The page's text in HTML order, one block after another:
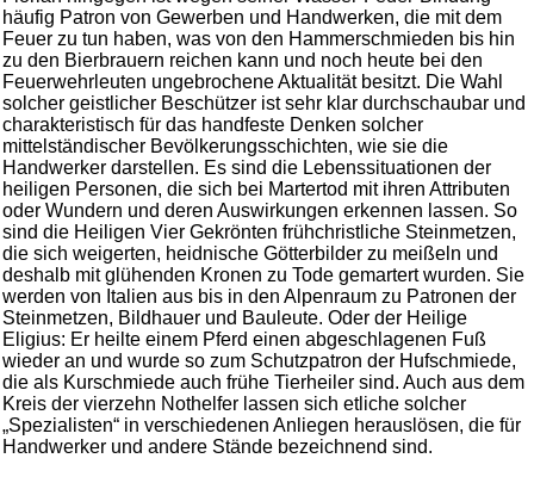
häufig Patron von Gewerben und Handwerken, die mit dem
Feuer zu tun haben, was von den Hammerschmieden bis hin
zu den Bierbrauern reichen kann und noch heute bei den
Feuerwehrleuten ungebrochene Aktualität besitzt. Die Wahl
solcher geistlicher Beschützer ist sehr klar durchschaubar und
charakteristisch für das handfeste Denken solcher
mittelständischer Bevölkerungsschichten, wie sie die
Handwerker darstellen. Es sind die Lebenssituationen der
heiligen Personen, die sich bei Martertod mit ihren Attributen
oder Wundern und deren Auswirkungen erkennen lassen. So
sind die Heiligen Vier Gekrönten frühchristliche Steinmetzen,
die sich weigerten, heidnische Götterbilder zu meißeln und
deshalb mit glühenden Kronen zu Tode gemartert wurden. Sie
werden von Italien aus bis in den Alpenraum zu Patronen der
Steinmetzen, Bildhauer und Bauleute. Oder der Heilige
Eligius: Er heilte einem Pferd einen abgeschlagenen Fuß
wieder an und wurde so zum Schutzpatron der Hufschmiede,
die als Kurschmiede auch frühe Tierheiler sind. Auch aus dem
Kreis der vierzehn Nothelfer lassen sich etliche solcher
„Spezialisten“ in verschiedenen Anliegen herauslösen, die für
Handwerker und andere Stände bezeichnend sind.